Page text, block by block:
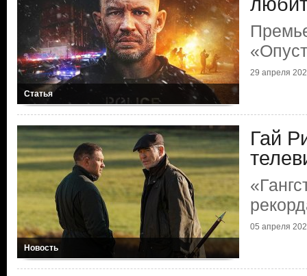
Статья
29 апреля
Новость
Гай
05 апреля